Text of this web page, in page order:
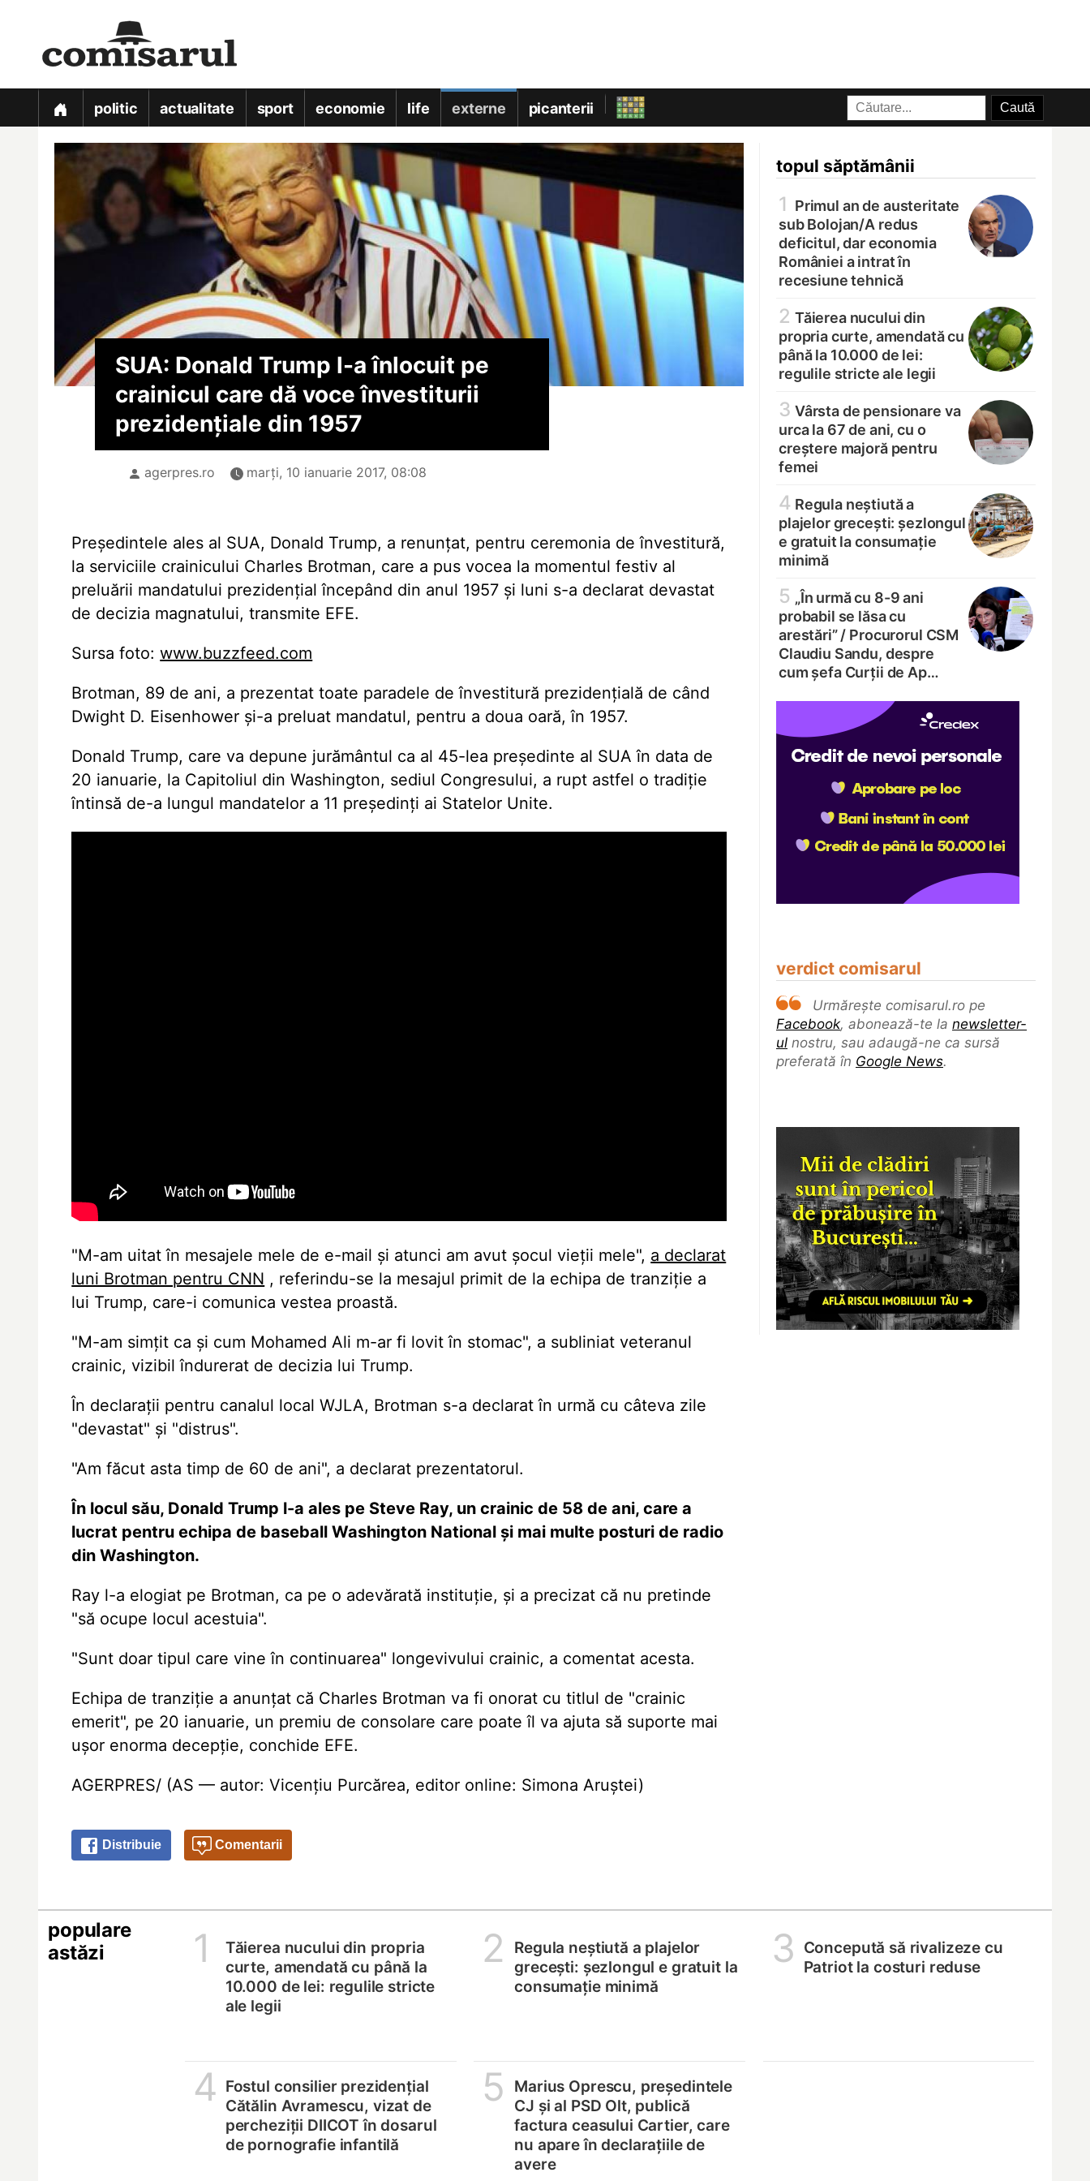
politic actualitate sport economie life externe picanterii
topul săptămânii
1
Primul an de austeritate
sub Bolojan/A redus
deficitul, dar economia
României a intrat în
recesiune tehnică
2 Tăierea nucului din
propria curte, amendată cu
până la 10.000 de lei:
regulile stricte ale legii
3 Vârsta de pensionare va
urca la 67 de ani, cu o
creștere majoră pentru
femei
4 Regula neștiută a
plajelor grecești: șezlongul
e gratuit la consumație
minimă
5 „În urmă cu 8-9 ani
probabil se lăsa cu
arestări” / Procurorul CSM
Claudiu Sandu, despre
cum șefa Curții de Ap…
verdict comisarul
Urmărește comisarul.ro pe
Facebook, abonează-te la newsletter-
ul nostru, sau adaugă-ne ca sursă
preferată în Google News.
SUA: Donald Trump l-a înlocuit pe
crainicul care dă voce învestiturii
prezidențiale din 1957
agerpres.ro marți, 10 ianuarie 2017, 08:08
Președintele ales al SUA, Donald Trump, a renunțat, pentru ceremonia de învestitură,
la serviciile crainicului Charles Brotman, care a pus vocea la momentul festiv al
preluării mandatului prezidențial începând din anul 1957 și luni s-a declarat devastat
de decizia magnatului, transmite EFE.
Sursa foto:www.buzzfeed.com
Brotman, 89 de ani, a prezentat toate paradele de învestitură prezidențială de când
Dwight D. Eisenhower și-a preluat mandatul, pentru a doua oară, în 1957.
Donald Trump, care va depune jurământul ca al 45-lea președinte al SUA în data de
20 ianuarie, la Capitoliul din Washington, sediul Congresului, a rupt astfel o tradiție
întinsă de-a lungul mandatelor a 11 președinți ai Statelor Unite.
"M-am uitat în mesajele mele de e-mail și atunci am avut șocul vieții mele", a declarat
luni Brotman pentru CNN , referindu-se la mesajul primit de la echipa de tranziție a
lui Trump, care-i comunica vestea proastă.
"M-am simțit ca și cum Mohamed Ali m-ar fi lovit în stomac", a subliniat veteranul
crainic, vizibil îndurerat de decizia lui Trump.
În declarații pentru canalul local WJLA, Brotman s-a declarat în urmă cu câteva zile
"devastat" și "distrus".
"Am făcut asta timp de 60 de ani", a declarat prezentatorul.
În locul său, Donald Trump l-a ales pe Steve Ray, un crainic de 58 de ani, care a
lucrat pentru echipa de baseball Washington National și mai multe posturi de radio
din Washington.
Ray l-a elogiat pe Brotman, ca pe o adevărată instituție, și a precizat că nu pretinde
"să ocupe locul acestuia".
"Sunt doar tipul care vine în continuarea" longevivului crainic, a comentat acesta.
Echipa de tranziție a anunțat că Charles Brotman va fi onorat cu titlul de "crainic
emerit", pe 20 ianuarie, un premiu de consolare care poate îl va ajuta să suporte mai
ușor enorma decepție, conchide EFE.
AGERPRES/ (AS — autor: Vicențiu Purcărea, editor online: Simona Aruștei)
Distribuie Comentarii
populare
astăzi
1
Tăierea nucului din propria
curte, amendată cu până la
10.000 de lei: regulile stricte
ale legii
2
Regula neștiută a plajelor
grecești: șezlongul e gratuit la
consumație minimă
3
Concepută să rivalizeze cu
Patriot la costuri reduse
4 Fostul consilier prezidențial
Cătălin Avramescu, vizat de
percheziții DIICOT în dosarul
de pornografie infantilă
5
Marius Oprescu, președintele
CJ și al PSD Olt, publică
factura ceasului Cartier, care
nu apare în declarațiile de
avere